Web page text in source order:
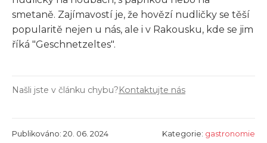
smetaně. Zajímavostí je, že hovězí nudličky se těší
popularitě nejen u nás, ale i v Rakousku, kde se jim
říká "Geschnetzeltes".
Našli jste v článku chybu?Kontaktujte nás
Publikováno: 20. 06. 2024 Kategorie: gastronomie